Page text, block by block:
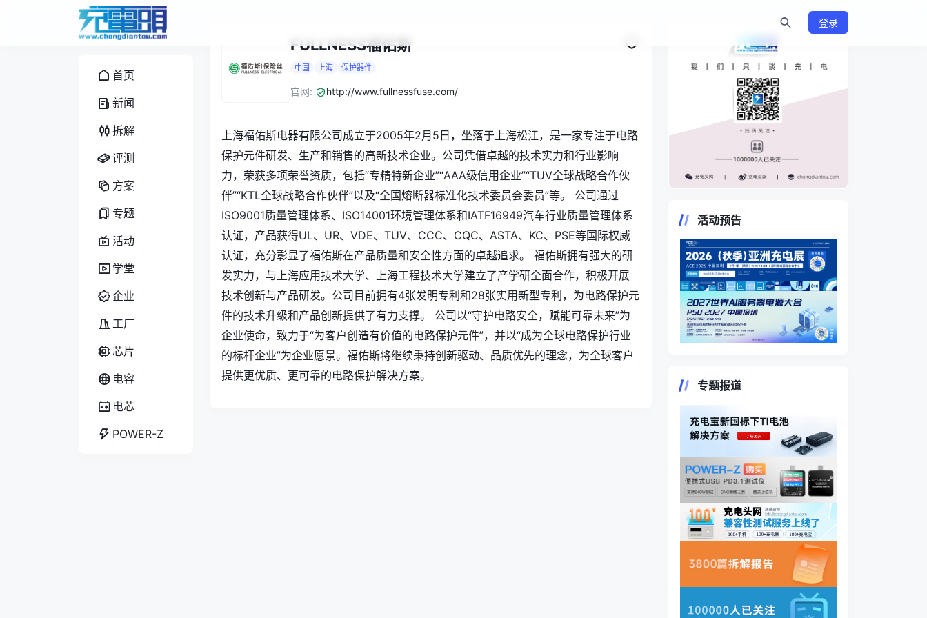
登录
首页
新闻
拆解
评测
方案
专题
活动
学堂
企业
工厂
芯片
电容
电芯
POWER-Z
FULLNESS福佑斯
中国 上海 保护器件
官网: http://www.fullnessfuse.com/
上海福佑斯电器有限公司成立于2005年2月5日，坐落于上海松江，是一家专注于电路
保护元件研发、生产和销售的高新技术企业。公司凭借卓越的技术实力和行业影响
力，荣获多项荣誉资质，包括“专精特新企业”“AAA级信用企业”“TUV全球战略合作伙
伴”“KTL全球战略合作伙伴”以及“全国熔断器标准化技术委员会委员”等。 公司通过
ISO9001质量管理体系、ISO14001环境管理体系和IATF16949汽车行业质量管理体系
认证，产品获得UL、UR、VDE、TUV、CCC、CQC、ASTA、KC、PSE等国际权威
认证，充分彰显了福佑斯在产品质量和安全性方面的卓越追求。 福佑斯拥有强大的研
发实力，与上海应用技术大学、上海工程技术大学建立了产学研全面合作，积极开展
技术创新与产品研发。公司目前拥有4张发明专利和28张实用新型专利，为电路保护元
件的技术升级和产品创新提供了有力支撑。 公司以“守护电路安全，赋能可靠未来”为
企业使命，致力于“为客户创造有价值的电路保护元件”，并以“成为全球电路保护行业
的标杆企业”为企业愿景。福佑斯将继续秉持创新驱动、品质优先的理念，为全球客户
提供更优质、更可靠的电路保护解决方案。
活动预告
专题报道